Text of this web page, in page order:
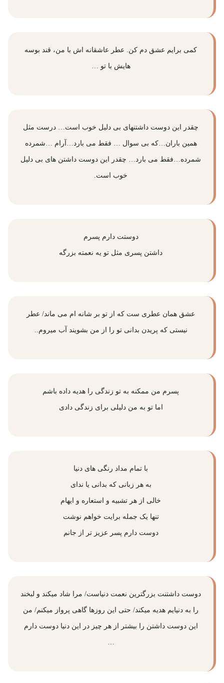
کمی برایم عشق دم کن. عطر عاشقانه اش با من، قند بوسه
هایش با تو …
چقدر این دوست داشتنهای بی دلیل خوب است… درست مثل
همین باران…که بی سوال … فقط می بارد…آرام …شمرده
شمرده…فقط می بارد… چقدر این دوست داشتن های بی دلیل
خوب است.
دوستت دارم پسرم
داشتن پسری مثل تو یه نعمته بزرگه
عشق همان عطری ست که از تو بر شانه ام می ماند/ عطر
نیستی که پریدن بدانی تو را از من بشویند آب میروم..
پسرم من ممکنه به تو زندگی را هدیه داده باشم
اما تو به من دلیلی برای زندگی دادی
با تمام مداد رنگی های دنیا
به هر زبانی که بدانی یا ندای
خالی از هر تشبیه و استعاره و ایهام
تنها یک جمله برایت خواهم نوشت
دوست دارم پسر عزیز تر از جانم
دوست داشتنت بزرگترین نعمت دنیاست/ مرا شاد میکند و لبخند
را به دنیایم هدیه میکند/ حتی این روزها گاهی پرواز میکنم/ من
این دوست داشتن را بیشتر از هر چیز در این دنیا دوست دارم
…